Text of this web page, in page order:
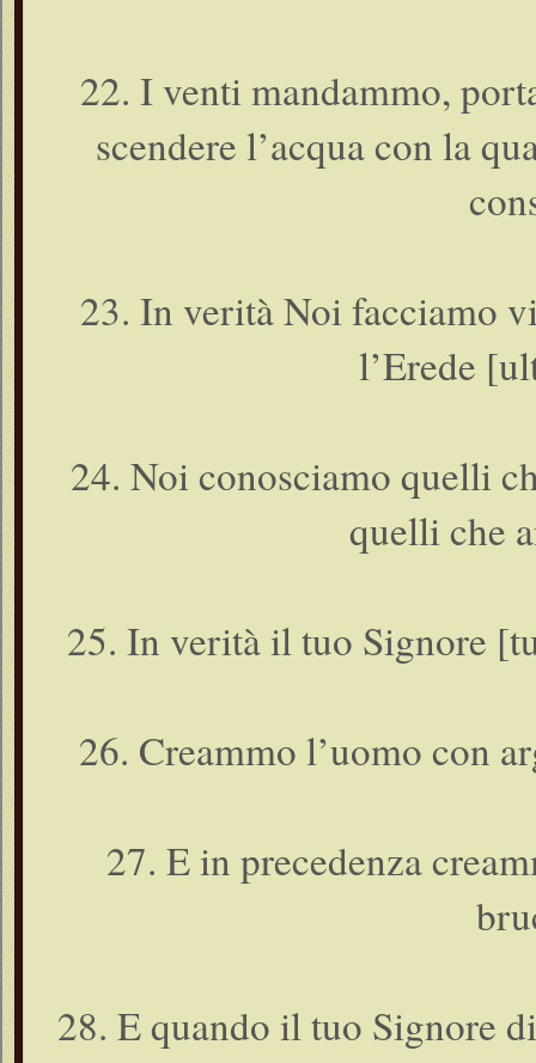
22. I venti mandammo,
scendere l’acqua con la
23. In verità Noi facciamo
l’Erede
24. Noi conosciamo quelli
quelli che
25. In verità il tuo Signore
26. Creammo l’uomo con
27. E in precedenza
28. E quando il tuo Signore